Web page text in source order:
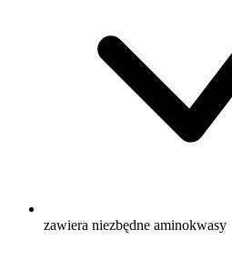
zawiera niezbędne aminokwasy